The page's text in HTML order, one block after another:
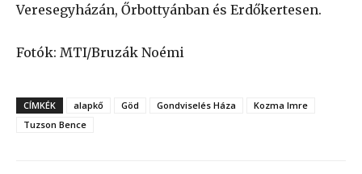
Veresegyházán, Őrbottyánban és Erdőkertesen.
Fotók: MTI/Bruzák Noémi
CÍMKÉK alapkő Göd Gondviselés Háza
Kozma Imre
Tuzson Bence